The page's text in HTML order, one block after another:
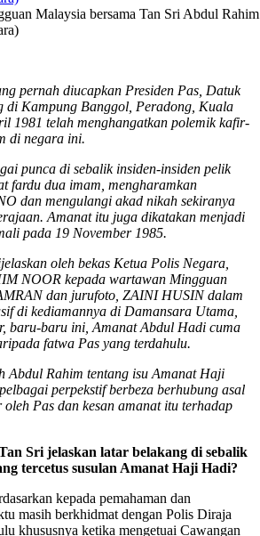
Malaysia bersama Tan Sri Abdul
pernah diucapkan Presiden Pas, Datuk
di Kampung Banggol, Peradong, Kuala
1981 telah menghangatkan polemik kafir-
di negara ini.
punca di sebalik insiden-insiden pelik
fardu dua imam, mengharamkan
dan mengulangi akad nikah sekiranya
Amanat itu juga dikatakan menjadi
pada 19 November 1985.
oleh bekas Ketua Polis Negara,
NOOR kepada wartawan Mingguan
dan jurufoto, ZAINI HUSIN dalam
di kediamannya di Damansara Utama,
baru-baru ini, Amanat Abdul Hadi cuma
fatwa Pas yang terdahulu.
Abdul Rahim tentang isu Amanat Haji
perpekstif berbeza berhubung asal
Pas dan kesan amanat itu terhadap
Sri jelaskan latar belakang di sebalik
tercetus susulan Amanat Haji Hadi?
kepada pemahaman dan
masih berkhidmat dengan Polis Diraja
khususnya ketika mengetuai Cawangan